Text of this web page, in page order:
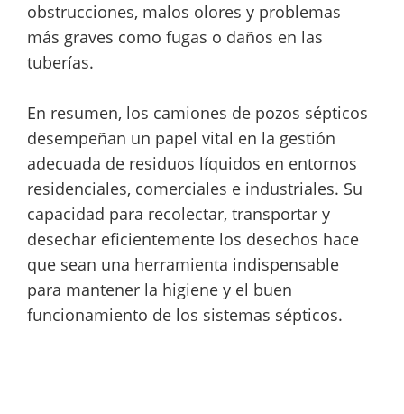
obstrucciones, malos olores y problemas
más graves como fugas o daños en las
tuberías.
En resumen, los camiones de pozos sépticos
desempeñan un papel vital en la gestión
adecuada de residuos líquidos en entornos
residenciales, comerciales e industriales. Su
capacidad para recolectar, transportar y
desechar eficientemente los desechos hace
que sean una herramienta indispensable
para mantener la higiene y el buen
funcionamiento de los sistemas sépticos.